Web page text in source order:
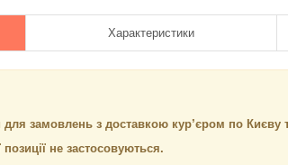
Характеристики
для замовлень з доставкою кур’єром по Києву
не застосовуються.